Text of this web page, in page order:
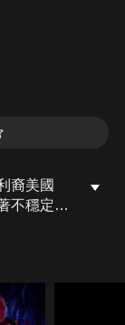
裔美國
不穩定的
活，尋找
理試圖幫
三人試圖